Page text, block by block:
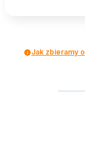
Jak zbieramy